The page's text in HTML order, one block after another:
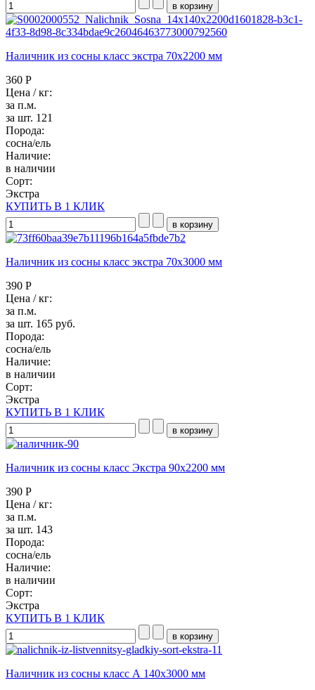
Наличник из сосны класс экстра 70x2200 мм
360 Р
Цена / кг:
за п.м.
за шт. 121
Порода:
сосна/ель
Наличие:
в наличии
Сорт:
Экстра
КУПИТЬ В 1 КЛИК
Наличник из сосны класс экстра 70x3000 мм
390 Р
Цена / кг:
за п.м.
за шт. 165 руб.
Порода:
сосна/ель
Наличие:
в наличии
Сорт:
Экстра
КУПИТЬ В 1 КЛИК
Наличник из сосны класс Экстра 90x2200 мм
390 Р
Цена / кг:
за п.м.
за шт. 143
Порода:
сосна/ель
Наличие:
в наличии
Сорт:
Экстра
КУПИТЬ В 1 КЛИК
Наличник из сосны класс А 140x3000 мм